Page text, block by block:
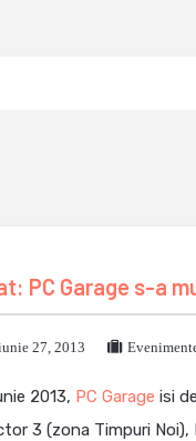
PC Garage s-a
27, 2013
2013, PC Garage isi
3 (zona Timpuri Noi),